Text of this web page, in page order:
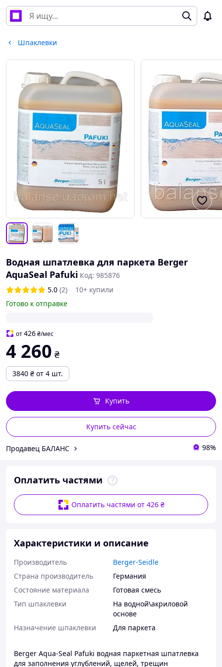
Шпаклевки
Водная шпатлевка для паркета Berger
AquaSeal Pafuki Код: 985876
5.0 (2)
10+ купили
Готово к отправке
от426₴/мес
4 260 ₴
3840 ₴ от 4 шт.
Купить сейчас
Купить
Продавец БАЛАНС 98%
Оплатить частями
Оплатить частями от 426 ₴
Характеристики и описание
Производитель
Berger-Seidle
Страна производитель
Германия
Состояние материала
Готовая смесь
Тип шпаклевки
На водной\акриловой
основе
Назначение шпаклевки
Для паркета
Berger Aqua-Seal Pafuki водная паркетная шпатлевка
для заполнения углублений, щелей, трещин